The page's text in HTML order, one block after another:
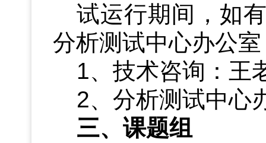
试运行期间，如
分析测试中心办公
1、技术咨询：王
2、分析测试中心
三、课题组